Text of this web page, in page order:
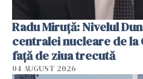
Radu Miruţă: Nivelul
centralei nucleare de la
faţă de ziua trecută
04 AUGUST 2026